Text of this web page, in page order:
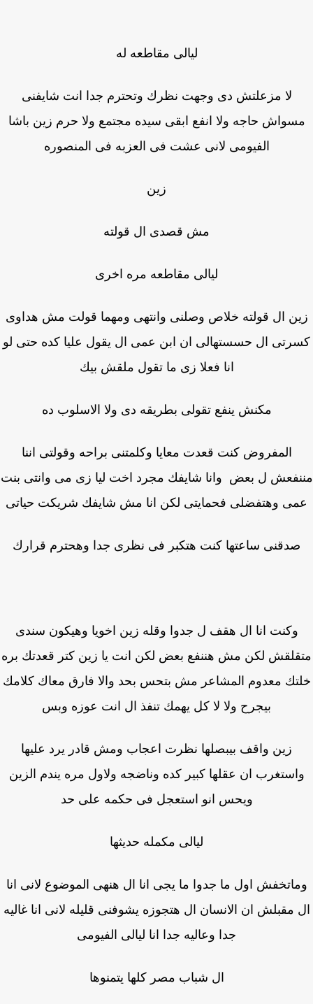
ليالى مقاطعه له
لا مزعلتش دى وجهت نظرك وتحترم جدا انت شايفنى
حاجه ولا انفع ابقى سيده مجتمع ولا حرم زين باشا
الفيومى لانى عشت فى العزبه فى المنصوره
زين
مش قصدى ال قولته
ليالى مقاطعه مره اخرى
ال قولته خلاص وصلنى وانتهى ومهما قولت مش هداوى
ال حسستهالى ان ابن عمى ال يقول عليا كده حتى لو
انا فعلا زى ما تقول ملقش بيك
مكنش ينفع تقولى بطريقه دى ولا الاسلوب ده
المفروض كنت قعدت معايا وكلمتنى براحه وقولتى اننا
ل بعض وانا شايفك مجرد اخت ليا زى مى وانتى بنت
وهتفضلى فحمايتى لكن انا مش شايفك شريكت حياتى
صدقنى ساعتها كنت هتكبر فى نظرى جدا وهحترم قرارك
وكنت انا ال هقف ل جدوا وقله زين اخويا وهيكون سندى
لكن مش هننفع بعض لكن انت يا زين كتر قعدتك بره
معدوم المشاعر مش بتحس بحد والا فارق معاك كلامك
بيجرح ولا لا كل يهمك تنفذ ال انت عوزه وبس
زين واقف بيبصلها نظرت اعجاب ومش قادر يرد عليها
ان عقلها كبير كده وناضجه ولاول مره يندم الزين
ويحس انو استعجل فى حكمه على حد
ليالى مكمله حديثها
اول ما جدوا ما يجى انا ال هنهى الموضوع لانى انا
مقبلش ان الانسان ال هتجوزه يشوفنى قليله لانى انا غاليه
جدا وعاليه جدا انا ليالى الفيومى
ال شباب مصر كلها يتمنوها